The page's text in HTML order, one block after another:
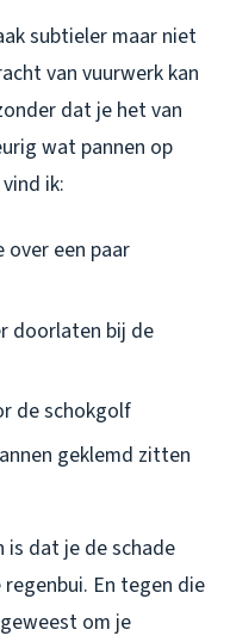
subtieler maar niet
van vuurwerk kan
dat je het van
wat pannen op
ik:
over een paar
doorlaten bij de
de schokgolf
geklemd zitten
is dat je de schade
En tegen die
om je